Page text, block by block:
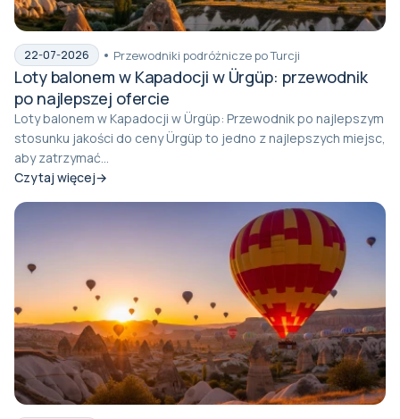
22-07-2026 Przewodniki podróżnicze po Turcji
Loty balonem w Kapadocji w Ürgüp: przewodnik
po najlepszej ofercie
Loty balonem w Kapadocji w Ürgüp: Przewodnik po najlepszym
stosunku jakości do ceny Ürgüp to jedno z najlepszych miejsc,
aby zatrzymać...
Czytaj więcej